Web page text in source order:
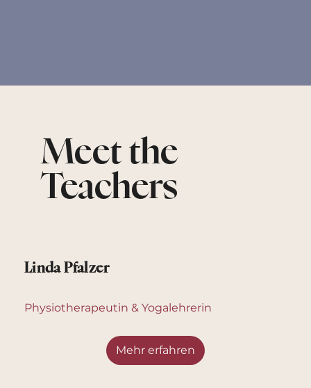
Meet the
Teachers
Linda Pfalzer
Physiotherapeutin & Yogalehrerin
Mehr erfahren